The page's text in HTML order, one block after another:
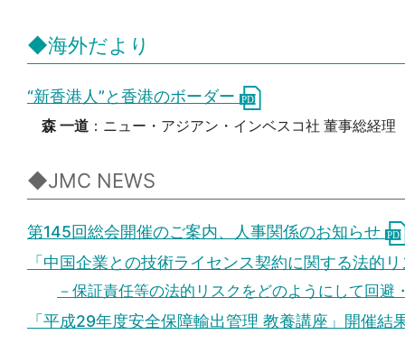
◆海外だより
“新香港人”と香港のボーダー
森 一道 ：ニュー・アジアン・インベスコ社 董事総経理
◆JMC NEWS
第145回総会開催のご案内、人事関係のお知らせ
「中国企業との技術ライセンス契約に関する法的
－保証責任等の法的リスクをどのようにして回避
「平成29年度安全保障輸出管理 教養講座」開催結